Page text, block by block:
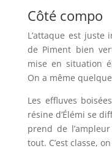
Côté compo
L’attaque est juste
de Piment bien
mise en situation
On a même
Les effluves
résine d’Élémi se
prend de
tout. C’est classe,